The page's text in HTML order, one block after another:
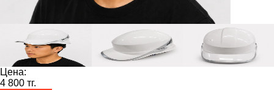
Цена:
4 800 тг.